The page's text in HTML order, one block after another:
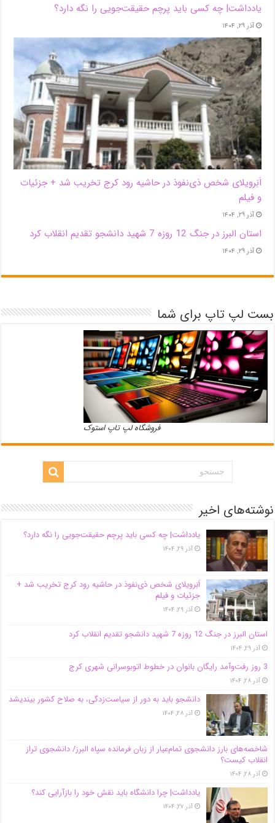
یادداشت| ‌چه کسی باید پرچم حقیقت‌جویی را نگه دارد؟
آذر ۲۹, ۱۴۰۴
اَبَر‌ویلای شخص ذی‌نفوذ در حاشیه‌ رود کرج تخریب شد + جزئیات
و فیلم
آذر ۲۹, ۱۴۰۴
استان البرز در جنگ 12 روزه 7 شهید دانشجو تقدیم انقلاب کرد
آذر ۲۹, ۱۴۰۴
بست لپ تاپ برای شما
فروشگاه لپ تاپ استوک
نوشته‌های اخیر
یادداشت| ‌چه کسی باید پرچم حقیقت‌جویی را نگه دارد؟
آذر ۲۹, ۱۴۰۴
اَبَر‌ویلای شخص ذی‌نفوذ در حاشیه‌ رود کرج تخریب شد +
جزئیات و فیلم
آذر ۲۹, ۱۴۰۴
استان البرز در جنگ 12 روزه 7 شهید دانشجو تقدیم انقلاب کرد
آذر ۲۹, ۱۴۰۴
3 روز رفت‌وآمد رایگان بانوان در خطوط اتوبوسرانی شهری کرج
آذر ۲۸, ۱۴۰۴
دانشجو باید به دور از سیاست‌زدگی، به صلاح کشور بیندیشد
آذر ۲۸, ۱۴۰۴
شاخصه‌های بارز دانشجوی تمام‌عیار از زبان فرمانده سپاه البرز/ دانشجوی تراز
انقلاب کیست؟
آذر ۲۸, ۱۴۰۴
یادداشت| چرا دانشگاه باید نقش خود را بازآرایی کند؟
آذر ۲۷, ۱۴۰۴